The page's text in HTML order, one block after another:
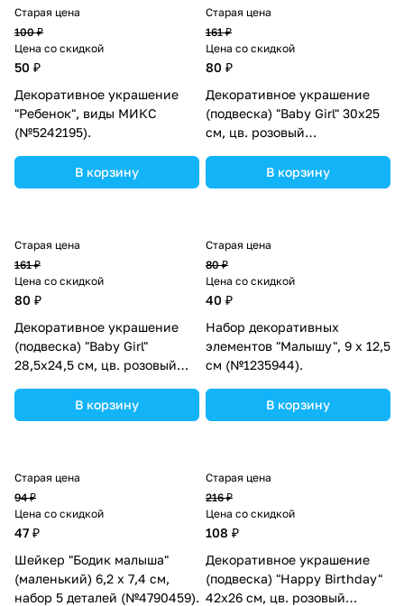
Старая цена
100 ₽
Цена со скидкой
50 ₽
Декоративное украшение
"Ребенок", виды МИКС
(№5242195).
В корзину
Старая цена
161 ₽
Цена со скидкой
80 ₽
Декоративное украшение
(подвеска) "Baby Girl" 30х25
см, цв. розовый
В корзину
Старая цена
161 ₽
Цена со скидкой
80 ₽
Декоративное украшение
(подвеска) "Baby Girl"
28,5х24,5 см, цв. розовый
В корзину
Старая цена
80 ₽
Цена со скидкой
40 ₽
Набор декоративных
элементов "Малышу", 9 х 12,5
см (№1235944).
В корзину
Старая цена
94 ₽
Цена со скидкой
47 ₽
Шейкер "Бодик малыша"
(маленький) 6,2 х 7,4 см,
набор 5 деталей (№4790459).
Старая цена
216 ₽
Цена со скидкой
108 ₽
Декоративное украшение
(подвеска) "Happy Birthday"
42х26 см, цв. розовый